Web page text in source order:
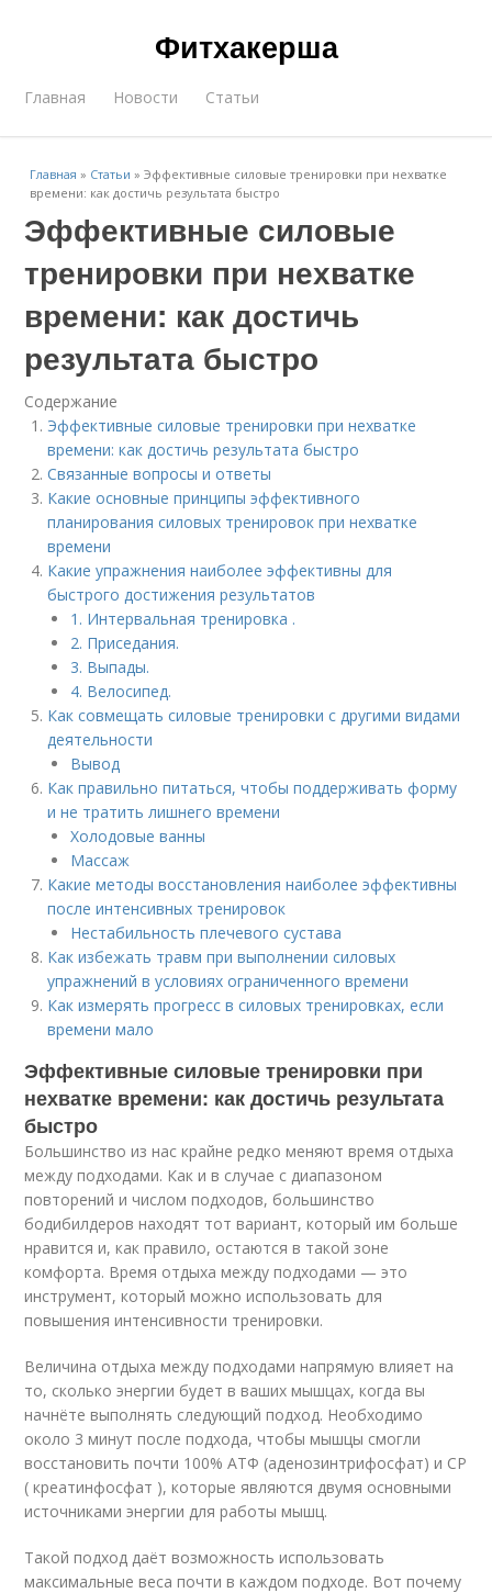
Фитхакерша
Главная Новости Статьи
Главная » Статьи »Эффективные силовые тренировки при нехватке
времени: как достичь результата быстро
Эффективные силовые
тренировки при нехватке
времени: как достичь
результата быстро
Содержание
Эффективные силовые тренировки при нехватке
времени: как достичь результата быстро
Связанные вопросы и ответы
Какие основные принципы эффективного
планирования силовых тренировок при нехватке
времени
Какие упражнения наиболее эффективны для
быстрого достижения результатов
1. Интервальная тренировка .
2. Приседания.
3. Выпады.
4. Велосипед.
Как совмещать силовые тренировки с другими видами
деятельности
Вывод
Как правильно питаться, чтобы поддерживать форму
и не тратить лишнего времени
Холодовые ванны
Массаж
Какие методы восстановления наиболее эффективны
после интенсивных тренировок
Нестабильность плечевого сустава
Как избежать травм при выполнении силовых
упражнений в условиях ограниченного времени
Как измерять прогресс в силовых тренировках, если
времени мало
Эффективные силовые тренировки при
нехватке времени: как достичь результата
быстро
Большинство из нас крайне редко меняют время отдыха
между подходами. Как и в случае с диапазоном
повторений и числом подходов, большинство
бодибилдеров находят тот вариант, который им больше
нравится и, как правило, остаются в такой зоне
комфорта. Время отдыха между подходами — это
инструмент, который можно использовать для
повышения интенсивности тренировки.
Величина отдыха между подходами напрямую влияет на
то, сколько энергии будет в ваших мышцах, когда вы
начнёте выполнять следующий подход. Необходимо
около 3 минут после подхода, чтобы мышцы смогли
восстановить почти 100% АТФ (аденозинтрифосфат) и CP
( креатинфосфат ), которые являются двумя основными
источниками энергии для работы мышц.
Такой подход даёт возможность использовать
максимальные веса почти в каждом подходе. Вот почему